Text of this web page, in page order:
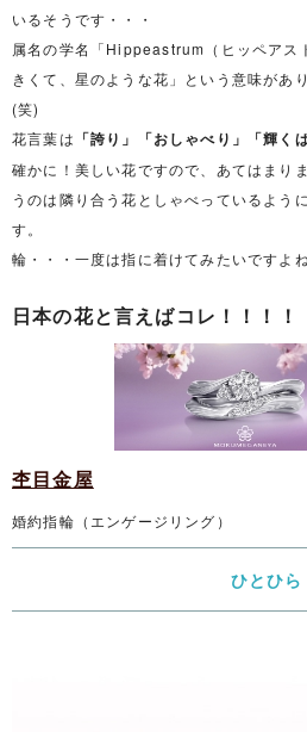
いるそうです・・・
属名の学名「Hippeastrum（ヒッペアス
きくて、星のような花」という意味があ
(笑)
花言葉は 「誇り」「おしゃべり」「輝く
確かに！美しい花ですので、あてはまり
うのは隣り合う花としゃべっているよう
す。
輪・・・一度は指に着けてみたいですよ
日本の花と言えばコレ！！！！
杢目金屋
婚約指輪（エンゲージリング）
ひとひら